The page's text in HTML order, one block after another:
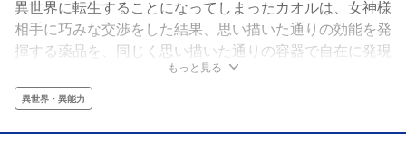
異世界に転生することになってしまったカオルは、女神様
相手に巧みな交渉をした結果、思い描いた通りの効能を発
揮する薬品を、同じく思い描いた通りの容器で自在に発現
させる能力を手に入れる。年端もいかない小娘が見知らぬ
異世界で生き抜くには、これくらいないとね♪そんな「小
説家になろう」1億PV突破の人気作のコミカライズが新た
な作画でシリーズ再開!!「続」になってもカオルはしっか
もっと見る
異世界・異能力